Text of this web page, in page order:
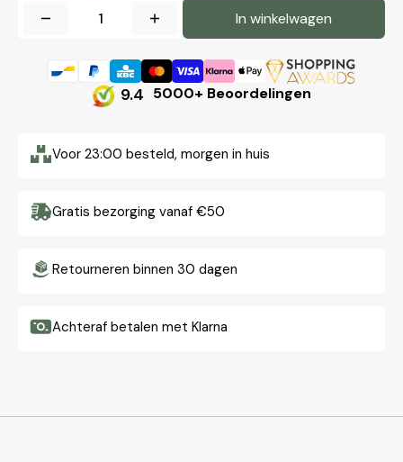
voor
Scheermes
&amp;
Aantal
voor
Fusion
&amp;
In winkelwagen
9.4 5000+ Beoordelingen
Voor 23:00 besteld, morgen in huis
Gratis bezorging vanaf €50
Retourneren binnen 30 dagen
Achteraf betalen met Klarna